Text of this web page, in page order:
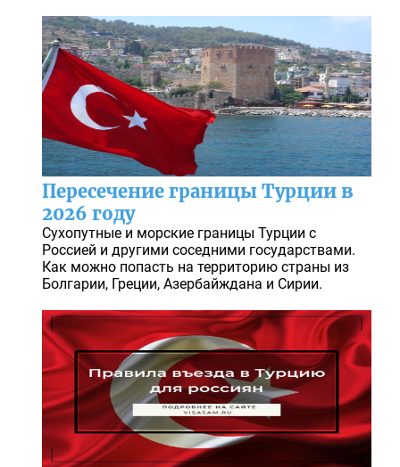
Пересечение границы Турции в
2026 году
Сухопутные и морские границы Турции с
Россией и другими соседними государствами.
Как можно попасть на территорию страны из
Болгарии, Греции, Азербайждана и Сирии.